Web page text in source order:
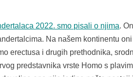
2022. smo pisali o njima.
Na našem kontinentu
erectusa i drugih prethodnika,
predstavnika vrste Homo s